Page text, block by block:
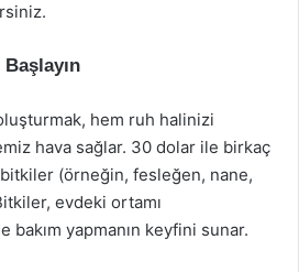
hem ruh halinizi
hava sağlar. 30 dolar ile birkaç
(örneğin, fesleğen, nane,
evdeki ortamı
yapmanın keyfini sunar.